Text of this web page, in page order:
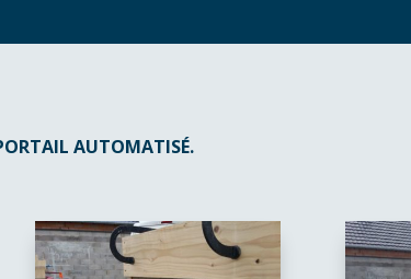
AUTOMATISÉ.